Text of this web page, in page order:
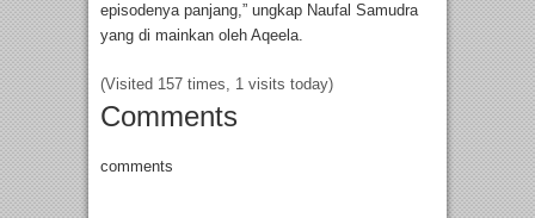
episodenya panjang,” ungkap Naufal Samudra
yang di mainkan oleh Aqeela.
(Visited 157 times, 1 visits today)
Comments
comments